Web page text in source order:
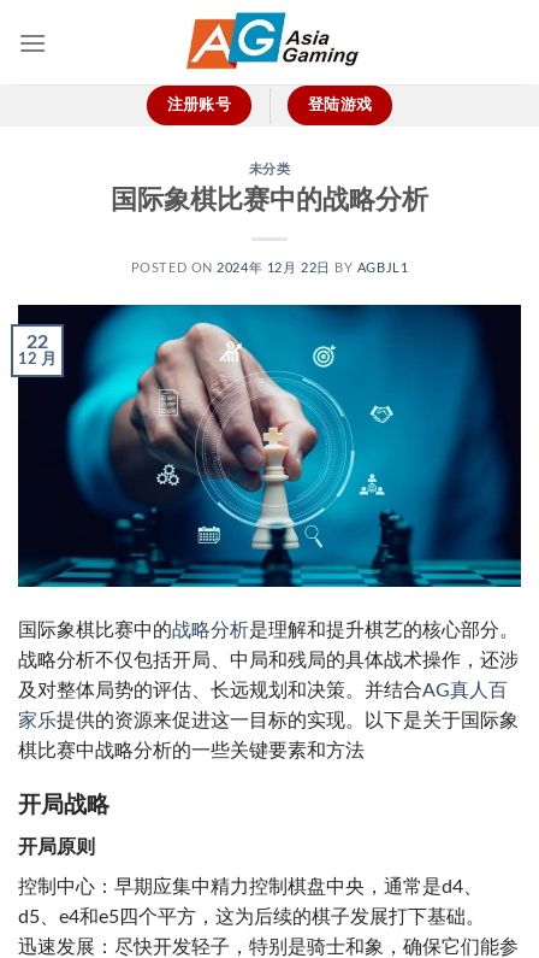
注册账号 登陆游戏
未分类
国际象棋比赛中的战略分析
POSTED ON 2024年 12月 22日 BY AGBJL1
22
12 月
国际象棋比赛中的战略分析是理解和提升棋艺的核心部分。
战略分析不仅包括开局、中局和残局的具体战术操作，还涉
及对整体局势的评估、长远规划和决策。并结合AG真人百
家乐提供的资源来促进这一目标的实现。以下是关于国际象
棋比赛中战略分析的一些关键要素和方法
开局战略
开局原则
控制中心：早期应集中精力控制棋盘中央，通常是d4、
d5、e4和e5四个平方，这为后续的棋子发展打下基础。
迅速发展：尽快开发轻子，特别是骑士和象，确保它们能参